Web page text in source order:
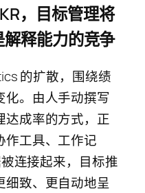
，目标管理将
释能力的竞争
的扩散，围绕绩
。由人手动撰写
达成率的方式，正
作工具、工作记
连接起来，目标推
细致、更自动地呈